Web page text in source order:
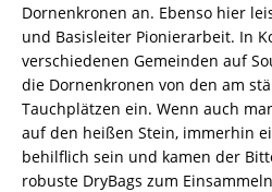
Dornenkronen an. Ebenso hier
und Basisleiter Pionierarbeit. In
verschiedenen Gemeinden auf
die Dornenkronen von den am
Tauchplätzen ein. Wenn auch
auf den heißen Stein, immerhin
behilflich sein und kamen der
robuste DryBags zum